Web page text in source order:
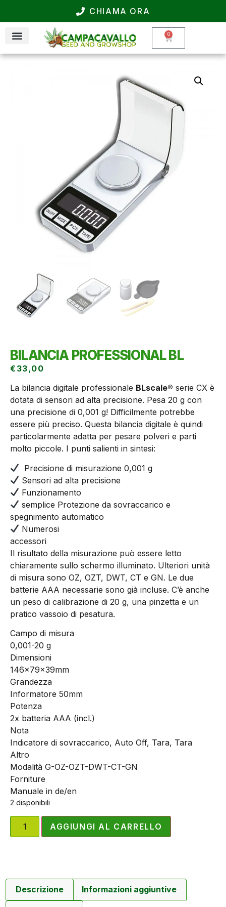
CHIAMA ORA
0
BILANCIA PROFESSIONAL BL
€ 33,00
La bilancia digitale professionale BLscale® serie CX è
dotata di sensori ad alta precisione. Pesa 20 g con
una precisione di 0,001 g! Difficilmente potrebbe
essere più preciso. Questa bilancia digitale è quindi
particolarmente adatta per pesare polveri e parti
molto piccole. I punti salienti in sintesi:
Precisione di misurazione 0,001 g
Sensori ad alta precisione
Funzionamento
semplice Protezione da sovraccarico e
spegnimento automatico
Numerosi
accessori
Il risultato della misurazione può essere letto
chiaramente sullo schermo illuminato. Ulteriori unità
di misura sono OZ, OZT, DWT, CT e GN. Le due
batterie AAA necessarie sono già incluse. C’è anche
un peso di calibrazione di 20 g, una pinzetta e un
pratico vassoio di pesatura.
Campo di misura
0,001-20 g
Dimensioni
146x79x39mm
Grandezza
Informatore 50mm
Potenza
2x batteria AAA (incl.)
Nota
Indicatore di sovraccarico, Auto Off, Tara, Tara
Altro
Modalità G-OZ-OZT-DWT-CT-GN
Forniture
Manuale in de/en
2 disponibili
AGGIUNGI AL CARRELLO
Descrizione Informazioni aggiuntive